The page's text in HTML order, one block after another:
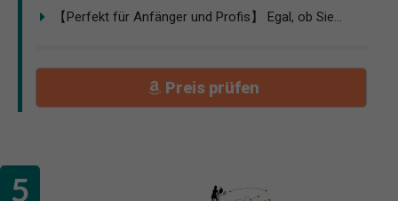
【Perfekt für Anfänger und Profis】 Egal, ob Sie...
Preis prüfen